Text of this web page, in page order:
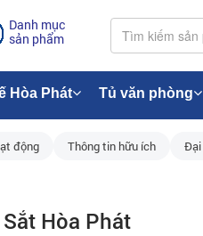
Danh mục
sản phẩm
Hòa Phát Tủ văn phòng
động Thông tin hữu ích Đại
Hòa Phát